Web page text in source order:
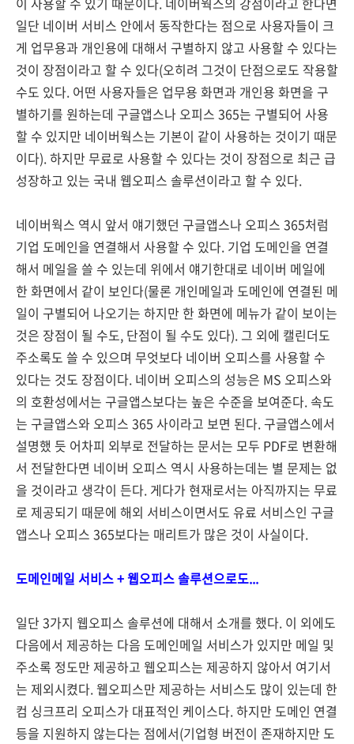
일단 네이버 서비스 안에서 동작한다는 점으로 사용자들이 크
게 업무용과 개인용에 대해서 구별하지 않고 사용할 수 있다는
것이 장점이라고 할 수 있다(오히려 그것이 단점으로도 작용할
수도 있다. 어떤 사용자들은 업무용 화면과 개인용 화면을 구
별하기를 원하는데 구글앱스나 오피스 365는 구별되어 사용
할 수 있지만 네이버웍스는 기본이 같이 사용하는 것이기 때문
이다). 하지만 무료로 사용할 수 있다는 것이 장점으로 최근 급
성장하고 있는 국내 웹오피스 솔루션이라고 할 수 있다.
네이버웍스 역시 앞서 얘기했던 구글앱스나 오피스 365처럼
기업 도메인을 연결해서 사용할 수 있다. 기업 도메인을 연결
해서 메일을 쓸 수 있는데 위에서 얘기한대로 네이버 메일에
한 화면에서 같이 보인다(물론 개인메일과 도메인에 연결된 메
일이 구별되어 나오기는 하지만 한 화면에 메뉴가 같이 보이는
것은 장점이 될 수도, 단점이 될 수도 있다). 그 외에 캘린더도
주소록도 쓸 수 있으며 무엇보다 네이버 오피스를 사용할 수
있다는 것도 장점이다. 네이버 오피스의 성능은 MS 오피스와
의 호환성에서는 구글앱스보다는 높은 수준을 보여준다. 속도
는 구글앱스와 오피스 365 사이라고 보면 된다. 구글앱스에서
설명했 듯 어차피 외부로 전달하는 문서는 모두 PDF로 변환해
서 전달한다면 네이버 오피스 역시 사용하는데는 별 문제는 없
을 것이라고 생각이 든다. 게다가 현재로서는 아직까지는 무료
로 제공되기 때문에 해외 서비스이면서도 유료 서비스인 구글
앱스나 오피스 365보다는 매리트가 많은 것이 사실이다.
도메인메일 서비스 + 웹오피스 솔루션으로도...
일단 3가지 웹오피스 솔루션에 대해서 소개를 했다. 이 외에도
다음에서 제공하는 다음 도메인메일 서비스가 있지만 메일 및
주소록 정도만 제공하고 웹오피스는 제공하지 않아서 여기서
는 제외시켰다. 웹오피스만 제공하는 서비스도 많이 있는데 한
컴 싱크프리 오피스가 대표적인 케이스다. 하지만 도메인 연결
등을 지원하지 않는다는 점에서(기업형 버전이 존재하지만 도